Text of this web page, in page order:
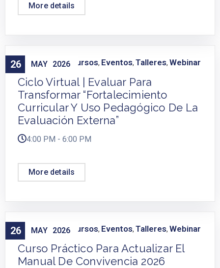
More details
26 MAY 2026
Capacitación, Cursos, Eventos, Talleres, Webinar
Ciclo Virtual | Evaluar Para
Transformar “Fortalecimiento
Curricular Y Uso Pedagógico De La
Evaluación Externa”
4:00 PM - 6:00 PM
More details
26 MAY 2026
Capacitación, Cursos, Eventos, Talleres, Webinar
Curso Práctico Para Actualizar El
Manual De Convivencia 2026